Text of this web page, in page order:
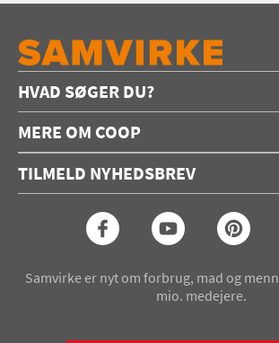
HVAD SØGER DU?
Opskrifter
Konkurrencer
Seneste Samvirke-magasin
MERE OM COOP
Annoncering
Coop medlem
TILMELD NYHEDSBREV
Samvirke er nyt om forbrug, mad og
mio. medejere.